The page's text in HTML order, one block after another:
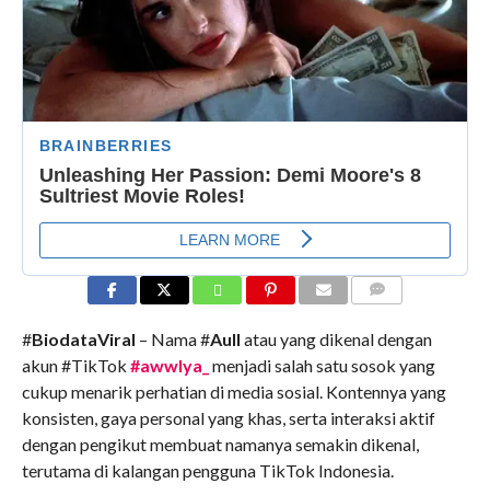
#BiodataViral – Nama #Aull atau yang dikenal dengan
akun #TikTok #awwlya_ menjadi salah satu sosok yang
cukup menarik perhatian di media sosial. Kontennya yang
konsisten, gaya personal yang khas, serta interaksi aktif
dengan pengikut membuat namanya semakin dikenal,
terutama di kalangan pengguna TikTok Indonesia.